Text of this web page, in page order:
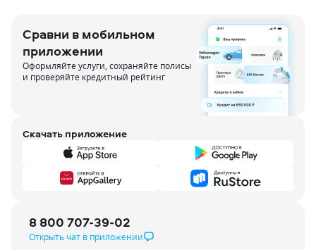
Сравни в мобильном
приложении
Оформляйте услуги, сохраняйте полисы
и проверяйте кредитный рейтинг
Скачать приложение
8 800 707-39-02
Открыть чат в приложении